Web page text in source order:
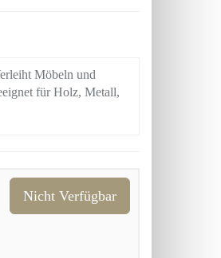
Möbeln und
für Holz, Metall,
Nicht Verfügbar